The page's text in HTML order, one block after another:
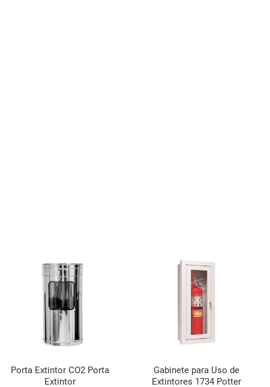
Porta Extintor CO2 Porta
Extintor
Gabinete para Uso de
Extintores 1734 Potter